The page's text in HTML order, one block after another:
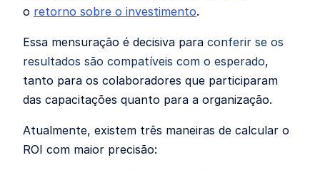
o retorno sobre o investimento.
Essa mensuração é decisiva para conferir se os
resultados são compatíveis com o esperado,
tanto para os colaboradores que participaram
das capacitações quanto para a organização.
Atualmente, existem três maneiras de calcular o
ROI com maior precisão: